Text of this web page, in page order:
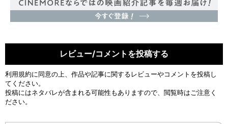
レビュー/コメントを投稿する
利用規約に同意の上、作品や記事に関するレビューやコメントを投稿し
てください。
投稿にはネタバレが含まれる可能性もありますので、閲覧時はご注意く
ださい。